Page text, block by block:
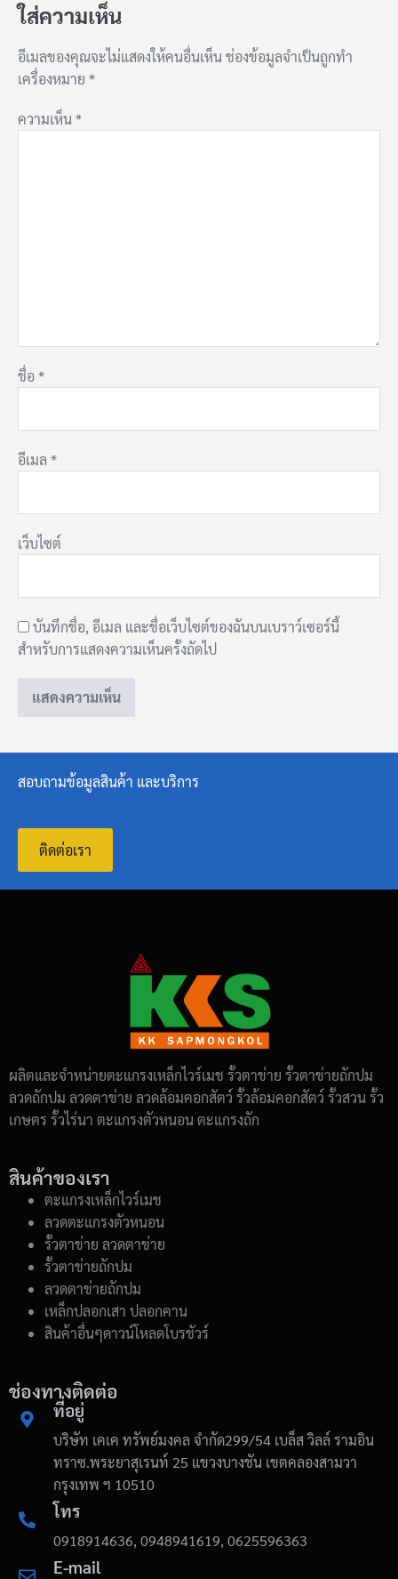
ใส่ความเห็น
อีเมลของคุณจะไม่แสดงให้คนอื่นเห็นช่องข้อมูลจำเป็นถูกทำ
เครื่องหมาย *
ความเห็น*
ชื่อ*
อีเมล *
เว็บไซต์
บันทึกชื่อ, อีเมล และชื่อเว็บไซต์ของฉันบนเบราว์เซอร์นี้
สำหรับการแสดงความเห็นครั้งถัดไป
สอบถามข้อมูลสินค้า และบริการ
ติดต่อเรา
ผลิตและจำหน่ายตะแกรงเหล็กไวร์เมช รั้วตาข่าย รั้วตาข่ายถักปม
ลวดถักปม ลวดตาข่าย ลวดล้อมคอกสัตว์ รั้วล้อมคอกสัตว์ รั้วสวน รั้ว
เกษตร รั้วไร่นา ตะแกรงตัวหนอน ตะแกรงถัก
สินค้าของเรา
ตะแกรงเหล็กไวร์เมช
ลวดตะแกรงตัวหนอน
รั้วตาข่าย ลวดตาข่าย
รั้วตาข่ายถักปม
ลวดตาข่ายถักปม
เหล็กปลอกเสา ปลอกคาน
สินค้าอื่นๆดาวน์โหลดโบรชัวร์
ช่องทางติดต่อ
ที่อยู่
บริษัท เคเค ทรัพย์มงคล จำกัด299/54 เบล็ส วิลล์ รามอิน
ทราซ.พระยาสุเรนท์ 25 แขวงบางชัน เขตคลองสามวา
กรุงเทพ ฯ 10510
โทร
0918914636, 0948941619, 0625596363
E-mail